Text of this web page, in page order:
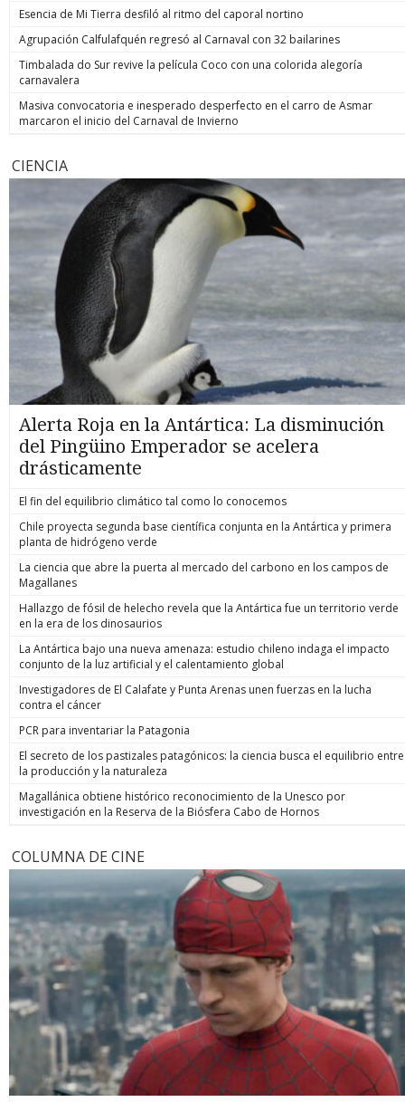
Esencia de Mi Tierra desfiló al ritmo del caporal nortino
Agrupación Calfulafquén regresó al Carnaval con 32 bailarines
Timbalada do Sur revive la película Coco con una colorida alegoría
carnavalera
Masiva convocatoria e inesperado desperfecto en el carro de Asmar
marcaron el inicio del Carnaval de Invierno
CIENCIA
Alerta Roja en la Antártica: La disminución
del Pingüino Emperador se acelera
drásticamente
El fin del equilibrio climático tal como lo conocemos
Chile proyecta segunda base científica conjunta en la Antártica y primera
planta de hidrógeno verde
La ciencia que abre la puerta al mercado del carbono en los campos de
Magallanes
Hallazgo de fósil de helecho revela que la Antártica fue un territorio verde
en la era de los dinosaurios
La Antártica bajo una nueva amenaza: estudio chileno indaga el impacto
conjunto de la luz artificial y el calentamiento global
Investigadores de El Calafate y Punta Arenas unen fuerzas en la lucha
contra el cáncer
PCR para inventariar la Patagonia
El secreto de los pastizales patagónicos: la ciencia busca el equilibrio entre
la producción y la naturaleza
Magallánica obtiene histórico reconocimiento de la Unesco por
investigación en la Reserva de la Biósfera Cabo de Hornos
COLUMNA DE CINE